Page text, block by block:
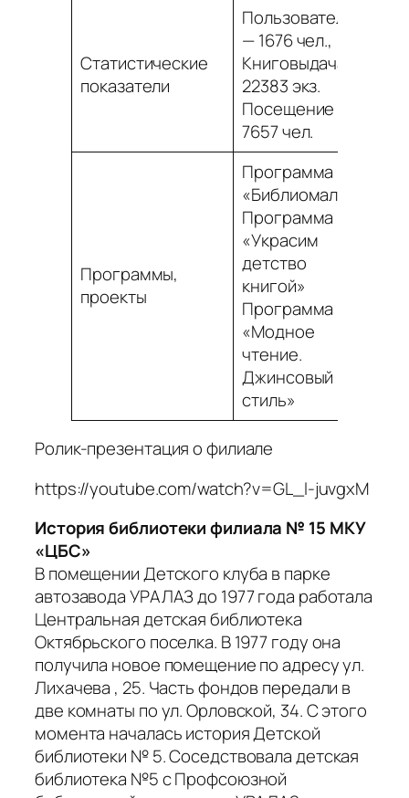
Статистические
показатели
Пользователей
— 1676 чел.,
Книговыдача —
22383 экз.
Посещение –
7657 чел.
Программы,
проекты
Программа
«Библиомалыш»
Программа
«Украсим
детство
книгой»
Программа
«Модное
чтение.
Джинсовый
стиль»
Ролик-презентация о филиале
https://youtube.com/watch?v=GL_l-juvgxM
История библиотеки филиала № 15 МКУ
«ЦБС»
В помещении Детского клуба в парке
автозавода УРАЛАЗ до 1977 года работала
Центральная детская библиотека
Октябрьского поселка. В 1977 году она
получила новое помещение по адресу ул.
Лихачева , 25. Часть фондов передали в
две комнаты по ул. Орловской, 34. С этого
момента началась история Детской
библиотеки № 5. Соседствовала детская
библиотека №5 с Профсоюзной